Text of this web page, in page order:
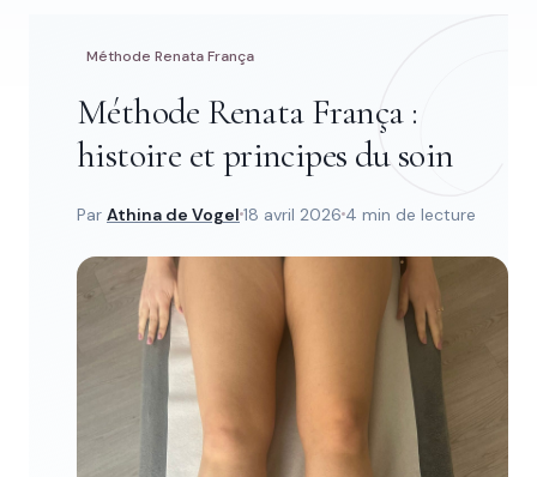
Tapez au moins 2 lettres.
Méthode Renata França
Méthode Renata França :
histoire et principes du soin
Par Athina de Vogel 18 avril 2026 4 min de lecture